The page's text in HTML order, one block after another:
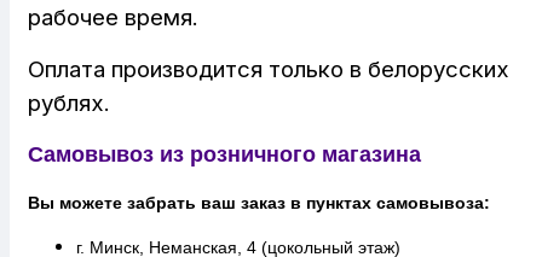
рабочее время.
Оплата производится только в белорусских
рублях.
Самовывоз из розничного магазина
Вы можете забрать ваш заказ в пунктах самовывоза:
г. Минск, Неманская, 4 (цокольный этаж)